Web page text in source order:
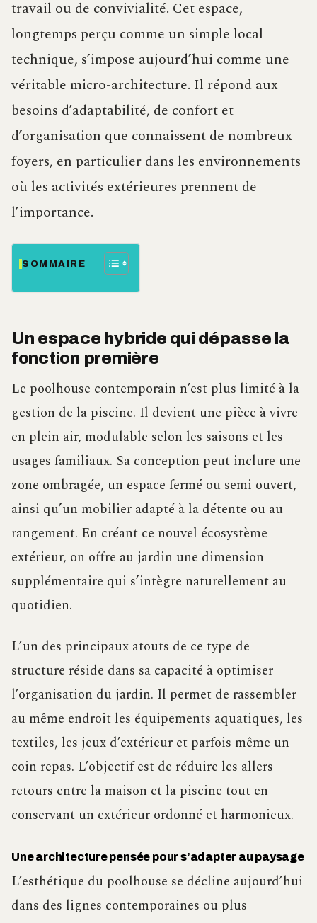
travail ou de convivialité. Cet espace,
longtemps perçu comme un simple local
technique, s’impose aujourd’hui comme une
véritable micro-architecture. Il répond aux
besoins d’adaptabilité, de confort et
d’organisation que connaissent de nombreux
foyers, en particulier dans les environnements
où les activités extérieures prennent de
l’importance.
SOMMAIRE
Un espace hybride qui dépasse la
fonction première
Le poolhouse contemporain n’est plus limité à la
gestion de la piscine. Il devient une pièce à vivre
en plein air, modulable selon les saisons et les
usages familiaux. Sa conception peut inclure une
zone ombragée, un espace fermé ou semi ouvert,
ainsi qu’un mobilier adapté à la détente ou au
rangement. En créant ce nouvel écosystème
extérieur, on offre au jardin une dimension
supplémentaire qui s’intègre naturellement au
quotidien.
L’un des principaux atouts de ce type de
structure réside dans sa capacité à optimiser
l’organisation du jardin. Il permet de rassembler
au même endroit les équipements aquatiques, les
textiles, les jeux d’extérieur et parfois même un
coin repas. L’objectif est de réduire les allers
retours entre la maison et la piscine tout en
conservant un extérieur ordonné et harmonieux.
Une architecture pensée pour s’adapter au paysage
L’esthétique du poolhouse se décline aujourd’hui
dans des lignes contemporaines ou plus